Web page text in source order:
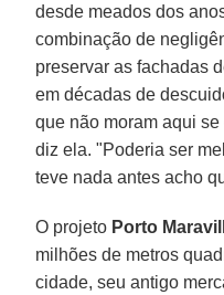
desde meados dos
combinação de
preservar as fachadas
em décadas de
que não moram aqui
diz ela. "Poderia ser
teve nada antes acho
O projeto Porto
milhões de metros
cidade, seu antigo